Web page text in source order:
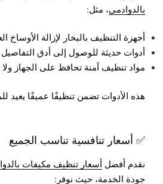
بالدوادمي، مثل:
أجهزة التنظيف بالبخار لإزالة الأوساخ
أدوات حديثة للوصول إلى أدق التفاصيل
مواد تنظيف آمنة تحافظ على الجهاز
هذه الأدوات تضمن تنظيفًا عميقًا يعيد
✅ أسعار تنافسية تناسب الجميع
نقدم أفضل أسعار تنظيف مكيفات
جودة الخدمة، حيث نوفر: